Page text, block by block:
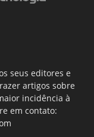
seus editores e
artigos sobre
incidência à
em contato: